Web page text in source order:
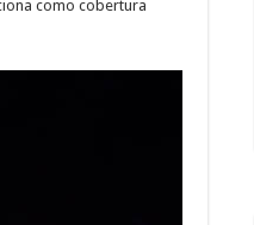
como cobertura